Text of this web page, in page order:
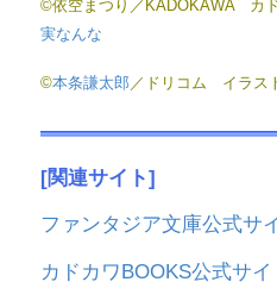
©依空まつり／KADOKAWA カ
実なんな
©本条謙太郎 ／ドリコム イラス
[関連サイト]
ファンタジア文庫公式サ
カドカワBOOKS公式サイ